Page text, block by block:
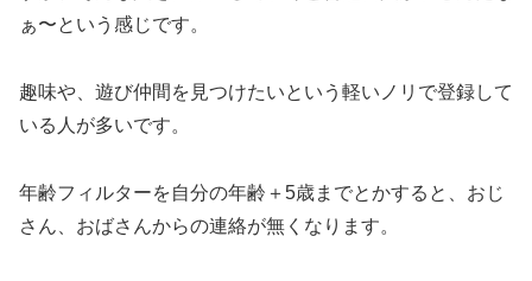
ぁ〜という感じです。
趣味や、遊び仲間を見つけたいという軽いノリで登録して
いる人が多いです。
年齢フィルターを自分の年齢＋5歳までとかすると、おじ
さん、おばさんからの連絡が無くなります。